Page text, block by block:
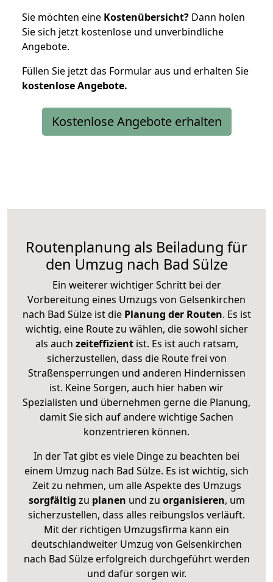
Sie möchten eine Kostenübersicht? Dann holen
Sie sich jetzt kostenlose und unverbindliche
Angebote.
Füllen Sie jetzt das Formular aus und erhalten Sie
kostenloseAngebote.
Kostenlose Angebote erhalten
Routenplanung als Beiladung für
den Umzug nach Bad Sülze
Ein weiterer wichtiger Schritt bei der
Vorbereitung eines Umzugs von Gelsenkirchen
nach Bad Sülze ist diePlanung der Routen. Es ist
wichtig, eine Route zu wählen, die sowohl sicher
als auch zeiteffizientist. Es ist auch ratsam,
sicherzustellen, dass die Route frei von
Straßensperrungen und anderen Hindernissen
ist. Keine Sorgen, auch hier haben wir
Spezialisten und übernehmen gerne die Planung,
damit Sie sich auf andere wichtige Sachen
konzentrieren können.
In der Tat gibt es viele Dinge zu beachten bei
einem Umzug nach Bad Sülze. Es ist wichtig, sich
Zeit zu nehmen, um alle Aspekte des Umzugs
sorgfältig zu planen und zu organisieren, um
sicherzustellen, dass alles reibungslos verläuft.
Mit der richtigen Umzugsfirma kann ein
deutschlandweiter Umzug von Gelsenkirchen
nach Bad Sülze erfolgreich durchgeführt werden
und dafür sorgen wir.